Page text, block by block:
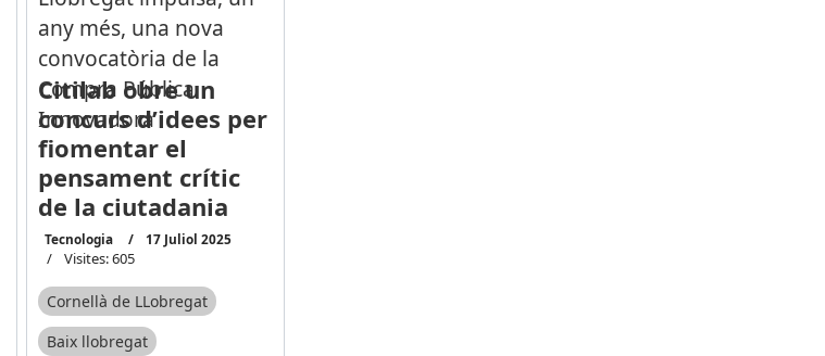
Citilab obre un
concurs d’idees per
fiomentar el
pensament crític
de la ciutadania
Tecnologia 17 Juliol 2025
Visites: 605
Cornellà de LLobregat
Baix llobregat